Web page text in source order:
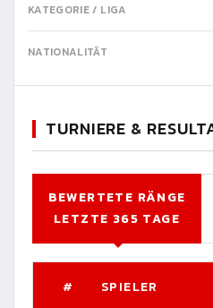
KATEGORIE / LIGA
NATIONALITÄT
TURNIERE &
BEWERTETE RÄNGE
LETZTE 365 TAGE
# SPIELER